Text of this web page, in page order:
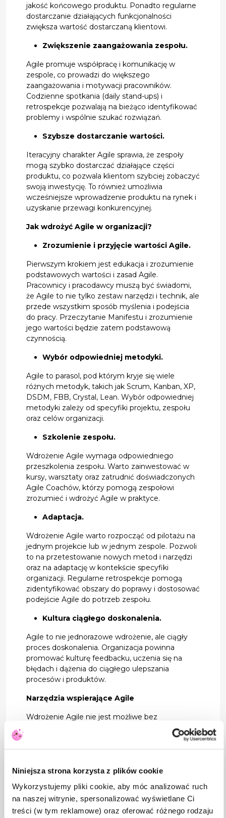
Niniejsza strona korzysta z plików cookie
Wykorzystujemy pliki cookie, aby móc analizować ruch
na naszej witrynie, spersonalizować wyświetlane Ci
treści (w tym reklamowe) oraz oferować różnego rodzaju
jakość końcowego produktu. Ponadto regularne
dostarczanie działających funkcjonalności
zwiększa wartość dostarczaną klientowi.
Zwiększenie zaangażowania zespołu.
Agile promuje współpracę i komunikację w
zespole, co prowadzi do większego
zaangażowania i motywacji pracowników.
Codzienne spotkania (daily stand-ups) i
retrospekcje pozwalają na bieżąco identyfikować
problemy i wspólnie szukać rozwiązań.
Szybsze dostarczanie wartości.
Iteracyjny charakter Agile sprawia, że zespoły
mogą szybko dostarczać działające części
produktu, co pozwala klientom szybciej zobaczyć
swoją inwestycję. To również umożliwia
wcześniejsze wprowadzenie produktu na rynek i
uzyskanie przewagi konkurencyjnej.
Jak wdrożyć Agile w organizacji?
Zrozumienie i przyjęcie wartości Agile.
Pierwszym krokiem jest edukacja i zrozumienie
podstawowych wartości i zasad Agile.
Pracownicy i pracodawcy muszą być świadomi,
że Agile to nie tylko zestaw narzędzi i technik, ale
przede wszystkim sposób myślenia i podejścia
do pracy. Przeczytanie Manifestu i zrozumienie
jego wartości będzie zatem podstawową
czynnością.
Wybór odpowiedniej metodyki.
Agile to parasol, pod którym kryje się wiele
różnych metodyk, takich jak Scrum, Kanban, XP,
DSDM, FBB, Crystal, Lean. Wybór odpowiedniej
metodyki zależy od specyfiki projektu, zespołu
oraz celów organizacji.
Szkolenie zespołu.
Wdrożenie Agile wymaga odpowiedniego
przeszkolenia zespołu. Warto zainwestować w
kursy, warsztaty oraz zatrudnić doświadczonych
Agile Coachów, którzy pomogą zespołowi
zrozumieć i wdrożyć Agile w praktyce.
Adaptacja.
Wdrożenie Agile warto rozpocząć od pilotażu na
jednym projekcie lub w jednym zespole. Pozwoli
to na przetestowanie nowych metod i narzędzi
oraz na adaptację w kontekście specyfiki
organizacji. Regularne retrospekcje pomogą
zidentyfikować obszary do poprawy i dostosować
podejście Agile do potrzeb zespołu.
Kultura ciągłego doskonalenia.
Agile to nie jednorazowe wdrożenie, ale ciągły
proces doskonalenia. Organizacja powinna
promować kulturę feedbacku, uczenia się na
błędach i dążenia do ciągłego ulepszania
procesów i produktów.
Narzędzia wspierające Agile
Wdrożenie Agile nie jest możliwe bez
Jira:Narzędzie do zarządzania projektami,
szczególnie popularne w zespołach
stosujących Scrum i Kanban.
Trello:Proste narzędzie do zarządzania
zadaniami, które świetnie sprawdza się w